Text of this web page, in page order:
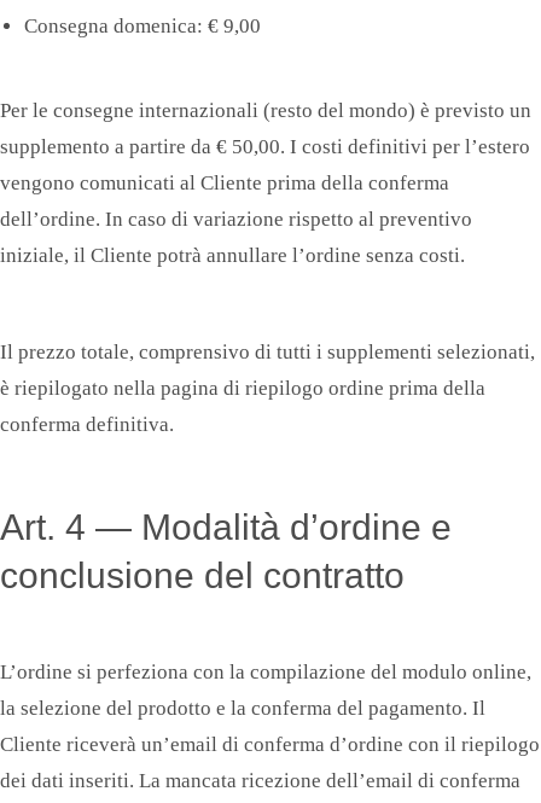
Consegna domenica: € 9,00
Per le consegne internazionali (resto del mondo) è previsto un
supplemento a partire da € 50,00. I costi definitivi per l’estero
vengono comunicati al Cliente prima della conferma
dell’ordine. In caso di variazione rispetto al preventivo
iniziale, il Cliente potrà annullare l’ordine senza costi.
Il prezzo totale, comprensivo di tutti i supplementi selezionati,
è riepilogato nella pagina di riepilogo ordine prima della
conferma definitiva.
Art. 4 — Modalità d’ordine e
conclusione del contratto
L’ordine si perfeziona con la compilazione del modulo online,
la selezione del prodotto e la conferma del pagamento. Il
Cliente riceverà un’email di conferma d’ordine con il riepilogo
dei dati inseriti. La mancata ricezione dell’email di conferma